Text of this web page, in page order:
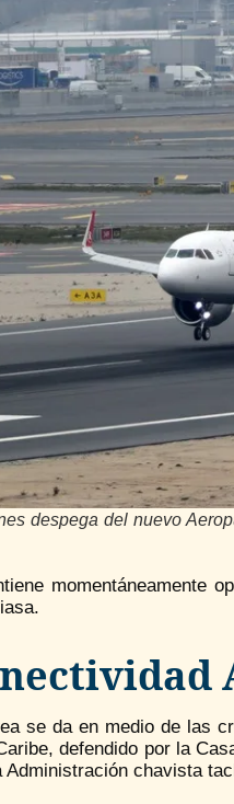
despega del nuevo
momentáneamente
se da en medio de las
defendido por la
chavista